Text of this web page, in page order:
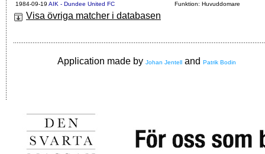
1984-09-19 AIK - Dundee United FC Funktion: Huvuddomare
Visa övriga matcher i databasen
Application made by Johan Jentell and Patrik Bodin